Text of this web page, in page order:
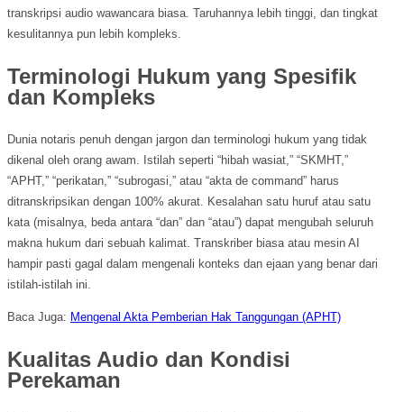
transkripsi audio wawancara biasa. Taruhannya lebih tinggi, dan tingkat
kesulitannya pun lebih kompleks.
Terminologi Hukum yang Spesifik
dan Kompleks
Dunia notaris penuh dengan jargon dan terminologi hukum yang tidak
dikenal oleh orang awam. Istilah seperti “hibah wasiat,” “SKMHT,”
“APHT,” “perikatan,” “subrogasi,” atau “akta de command” harus
ditranskripsikan dengan 100% akurat. Kesalahan satu huruf atau satu
kata (misalnya, beda antara “dan” dan “atau”) dapat mengubah seluruh
makna hukum dari sebuah kalimat. Transkriber biasa atau mesin AI
hampir pasti gagal dalam mengenali konteks dan ejaan yang benar dari
istilah-istilah ini.
Baca Juga: Mengenal Akta Pemberian Hak Tanggungan (APHT)
Kualitas Audio dan Kondisi
Perekaman